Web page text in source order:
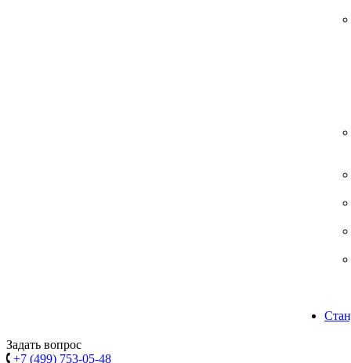
Задать вопрос
+7 (499) 753-05-48